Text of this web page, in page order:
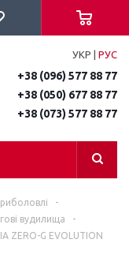
УКР РУС
+38 (096) 577 88 77
+38 (050) 677 88 77
+38 (073) 577 88 77
-
вудилища
-
ZERO-G EVOLUTION